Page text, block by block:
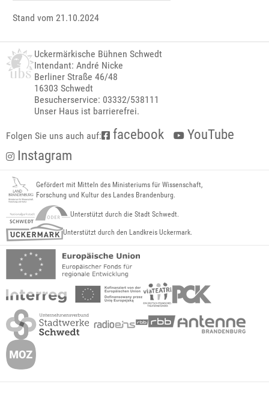
Stand vom 21.10.2024
Uckermärkische Bühnen Schwedt
Intendant: André Nicke
Berliner Straße 46/48
16303 Schwedt
Besucherservice: 03332/538111
Unser Haus ist barrierefrei.
Folgen Sie uns auch auf: facebook
YouTube
Instagram
Gefördert mit Mitteln des Ministeriums für Wissenschaft,
Forschung und Kultur des Landes Brandenburg.
Unterstützt durch die Stadt Schwedt.
Unterstützt durch den Landkreis Uckermark.